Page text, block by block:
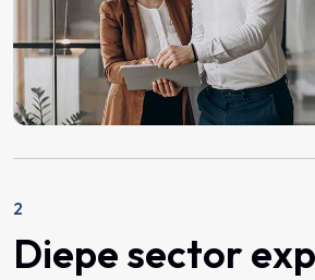
2
Diepe sector